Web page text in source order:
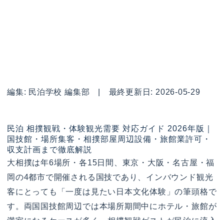
編集: 民泊学校 編集部 | 最終更新日: 2026-05-29
民泊 相撲観戦・体験観光需要 対応ガイド 2026年版｜
国技館・場所集客・相撲部屋周辺設備・旅館業許可・
収支計画まで徹底解説
大相撲は年6場所・各15日間、東京・大阪・名古屋・福
岡の4都市で開催される国技であり、インバウンド観光
客にとっても「一度は見たい日本文化体験」の筆頭格で
す。両国国技館周辺では本場所期間中にホテル・旅館が